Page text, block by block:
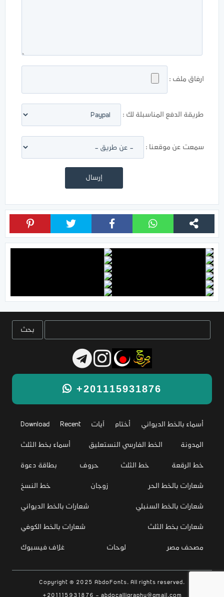
ارفاق ملف :
طريقة الدفع المناسبلة لك :
سمعت عن موقعنا :
+201115931876
Download Recent آيات أختام أسماء بالخط الديواني
أسماء بخط الثلث الخط الفارسي النستعليق المدونة
بطاقة دعوة حروف خط الثلث خط الرقعة
خط النسخ زوجان شعارات بالخط الحر
شعارات بالخط الديواني شعارات بالخط السنبلي
شعارات بالخط الكوفي شعارات بخط الثلث
غلاف فيسبوك لوحات مصحف مصر
Copyright © 2025 AbdoFonts. All rights reserved.
+201115931876 - abdocalligraphy@gmail.com